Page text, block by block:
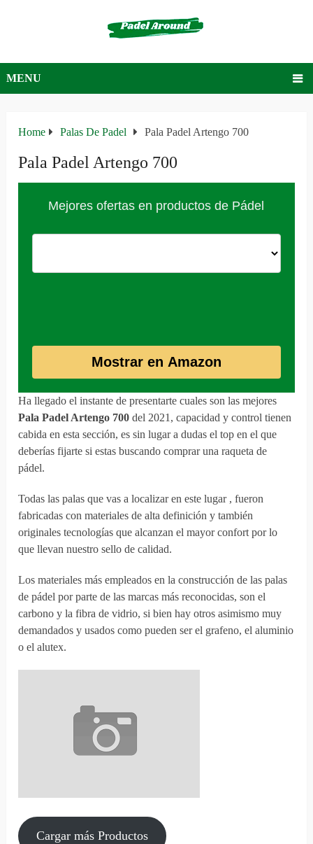
MENU
Home Palas De Padel Pala Padel Artengo 700
Pala Padel Artengo 700
Mejores ofertas en productos de Pádel
Mostrar en Amazon
Ha llegado el instante de presentarte cuales son las mejores
Pala Padel Artengo 700 del 2021, capacidad y control tienen
cabida en esta sección, es sin lugar a dudas el top en el que
deberías fijarte si estas buscando comprar una raqueta de
pádel.
Todas las palas que vas a localizar en este lugar , fueron
fabricadas con materiales de alta definición y también
originales tecnologías que alcanzan el mayor confort por lo
que llevan nuestro sello de calidad.
Los materiales más empleados en la construcción de las palas
de pádel por parte de las marcas más reconocidas, son el
carbono y la fibra de vidrio, si bien hay otros asimismo muy
demandados y usados como pueden ser el grafeno, el aluminio
o el alutex.
Cargar más Productos